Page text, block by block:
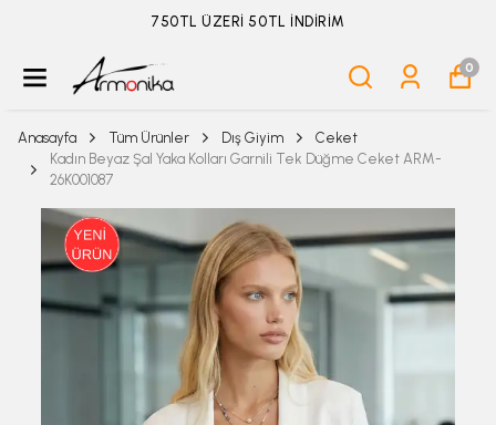
ÜYELİKSİZ SİPARİŞ İADE TALEBİ İÇİN TIKLA
0
Anasayfa Tüm Ürünler Dış Giyim
Ceket
Kadın Beyaz Şal Yaka Kolları Garnili Tek Düğme Ceket ARM-
26K001087